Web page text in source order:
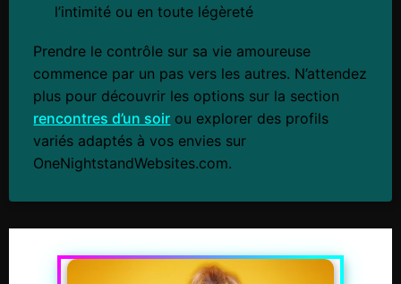
l’intimité ou en toute légèreté
Prendre le contrôle sur sa vie amoureuse
commence par un pas vers les autres. N’attendez
plus pour découvrir les options sur la section
rencontres d’un soir ou explorer des profils
variés adaptés à vos envies sur
OneNightstandWebsites.com.